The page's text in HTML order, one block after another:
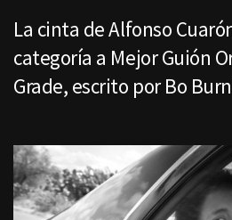
La cinta de Alfonso
categoría a Mejor Guión
Grade, escrito por Bo